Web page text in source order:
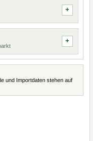
und Importdaten stehen auf